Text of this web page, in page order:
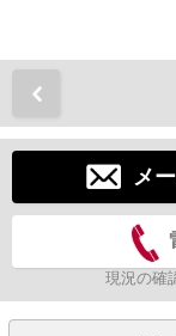
メ
現況の確